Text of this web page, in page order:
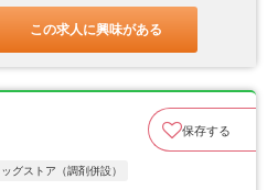
この求人に興味がある
保存する
ッグストア（調剤併設）